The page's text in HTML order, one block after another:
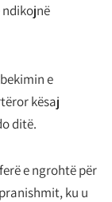
e
kësaj
ditë.
e ngrohtë për
ku u